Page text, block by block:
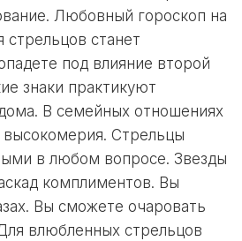
Любовный гороскоп на
стрельцов станет
под влияние второй
знаки практикуют
В семейных отношениях
высокомерия. Стрельцы
в любом вопросе. Звезды
комплиментов. Вы
Вы сможете очаровать
влюбленных стрельцов